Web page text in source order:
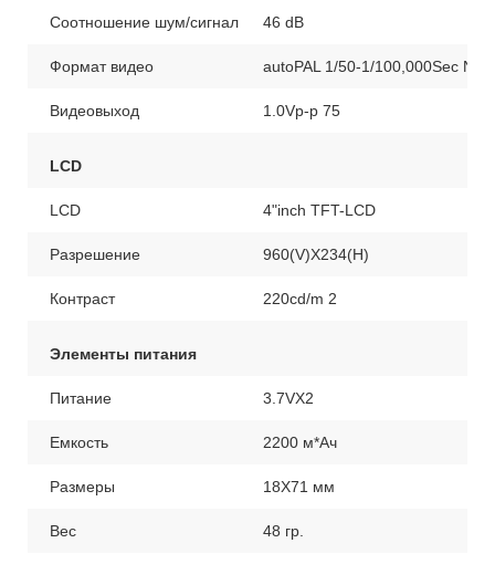
Соотношение шум/сигнал 46 dB
Формат видео autoPAL 1/50-1/100,000Sec
Видеовыход 1.0Vp-p 75
LCD
LCD 4"inch TFT-LCD
Разрешение 960(V)X234(H)
Контраст 220cd/m 2
Элементы питания
Питание 3.7VX2
Емкость 2200 м*Ач
Размеры 18X71 мм
Вес 48 гр.